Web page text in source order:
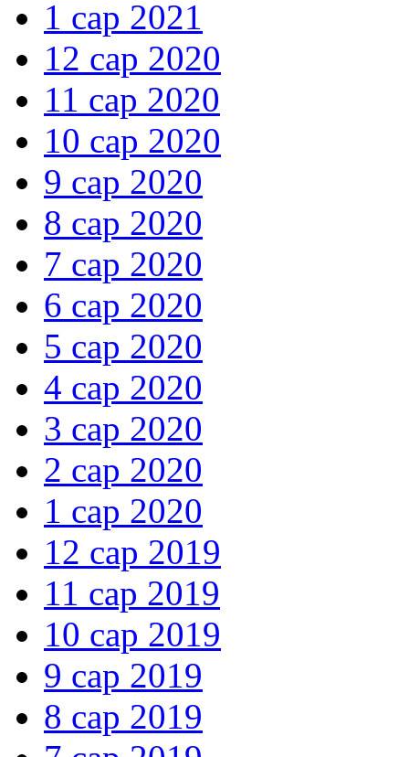
1 сар 2021
12 сар 2020
11 сар 2020
10 сар 2020
9 сар 2020
8 сар 2020
7 сар 2020
6 сар 2020
5 сар 2020
4 сар 2020
3 сар 2020
2 сар 2020
1 сар 2020
12 сар 2019
11 сар 2019
10 сар 2019
9 сар 2019
8 сар 2019